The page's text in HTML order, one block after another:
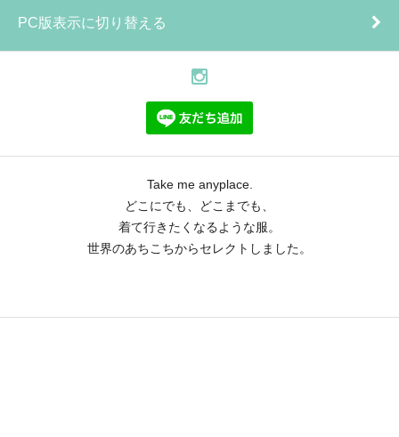
PC版表示に切り替える
Take me anyplace.
どこにでも、どこまでも、
着て行きたくなるような服。
世界のあちこちからセレクトしました。